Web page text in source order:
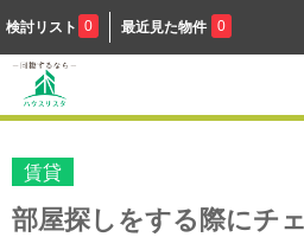
検討リスト 0 最近見た物件 0
賃貸
部屋探しをする際にチ